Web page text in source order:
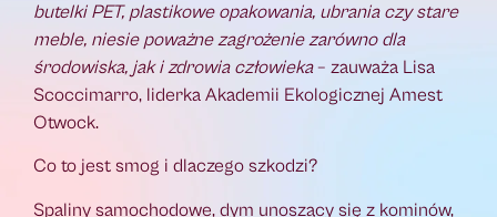
butelki PET, plastikowe opakowania, ubrania czy stare
meble, niesie poważne zagrożenie zarówno dla
środowiska, jak i zdrowia człowieka– zauważa Lisa
Scoccimarro, liderka Akademii Ekologicznej Amest
Otwock.
Co to jest smog i dlaczego szkodzi?
Spaliny samochodowe, dym unoszący się z kominów,